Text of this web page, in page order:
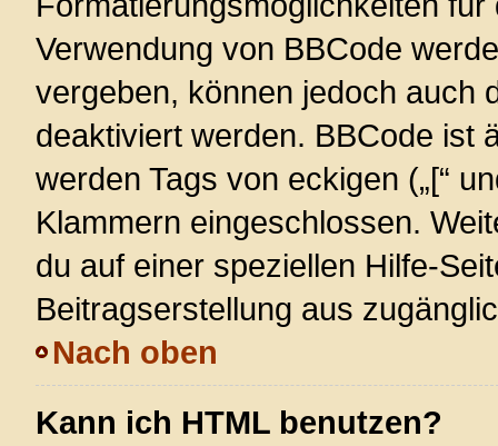
Verwendung von BBCode
vergeben, können jedoch auch
deaktiviert werden. BBCode ist
werden Tags von eckigen („[“
Klammern eingeschlossen.
du auf einer speziellen Hilfe-
Beitragserstellung aus
Nach oben
Kann ich HTML benutzen?